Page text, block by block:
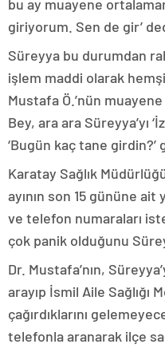
bu ay muayene
giriyorum. Sen de gir’
Süreyya bu durumdan
işlem maddi olarak
Mustafa Ö.’nün
Bey, ara ara Süreyya’yı
‘Bugün kaç tane girdin?’
Karatay Sağlık
ayının son 15 gününe
ve telefon numaraları
çok panik olduğunu
Dr. Mustafa’nın,
arayıp İsmil Aile Sağlığı
çağırdıklarını
telefonla aranarak ilçe